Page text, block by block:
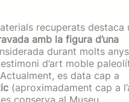
recuperats destaca
amb la figura d’una
durant molts anys
d’art moble
es data cap a
(aproximadament cap a
conserva al Museu